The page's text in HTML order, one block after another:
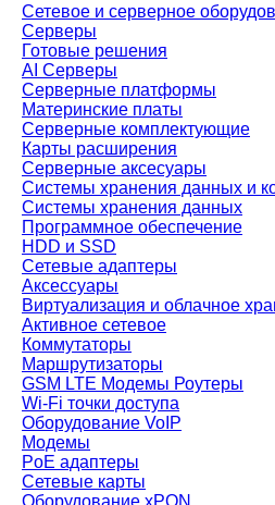
Сетевое и серверное
Cерверы
Готовые решения
AI Серверы
Серверные платформы
Материнские платы
Серверные комплектующие
Карты расширения
Серверные аксесуары
Системы хранения данных и
Системы хранения данных
Программное обеспечение
HDD и SSD
Сетевые адаптеры
Аксессуары
Виртуализация и облачное
Активное сетевое
Коммутаторы
Маршрутизаторы
GSM LTE Модемы Роутеры
Wi-Fi точки доступа
Оборудование VoIP
Модемы
PoE адаптеры
Сетевые карты
Оборудование xPON